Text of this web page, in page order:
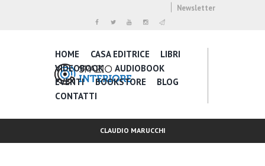
Newsletter
HOME CASA EDITRICE
LIBRI
VIDEOBOOK
AUDIOBOOK
EVENTI
BOOKSTORE
BLOG
CONTATTI
CLAUDIO MARUCCHI